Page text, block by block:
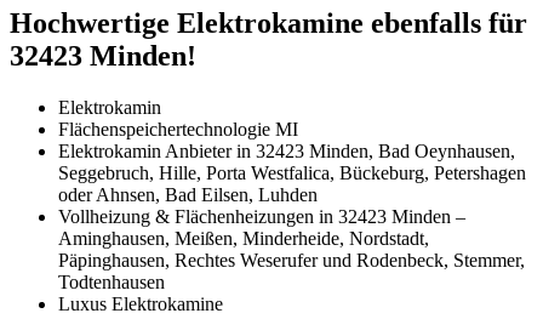
Hochwertige Elektrokamine ebenfalls für
32423 Minden!
Elektrokamin
Flächenspeichertechnologie MI
Elektrokamin Anbieter in 32423 Minden, Bad Oeynhausen,
Seggebruch, Hille, Porta Westfalica, Bückeburg, Petershagen
oder Ahnsen, Bad Eilsen, Luhden
Vollheizung & Flächenheizungen in 32423 Minden –
Aminghausen, Meißen, Minderheide, Nordstadt,
Päpinghausen, Rechtes Weserufer und Rodenbeck, Stemmer,
Todtenhausen
Luxus Elektrokamine